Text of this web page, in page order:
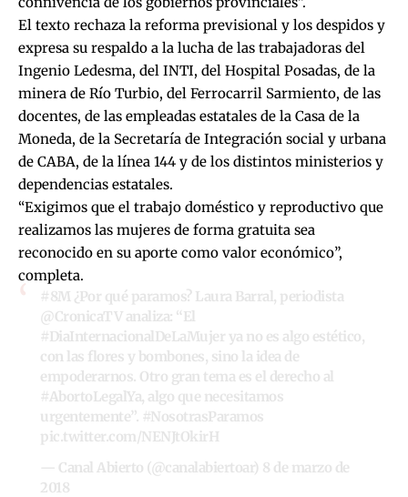
El texto rechaza la reforma previsional y los despidos y
expresa su respaldo a la lucha de las trabajadoras del
Ingenio Ledesma, del INTI, del Hospital Posadas, de la
minera de Río Turbio, del Ferrocarril Sarmiento, de las
docentes, de las empleadas estatales de la Casa de la
Moneda, de la Secretaría de Integración social y urbana
de CABA, de la línea 144 y de los distintos ministerios y
dependencias estatales.
“Exigimos que el trabajo doméstico y reproductivo que
realizamos las mujeres de forma gratuita sea
reconocido en su aporte como valor económico”,
completa.
#8M¿Por qué paramos? Laura Barral, periodista
@CronicaTVanaliza: “El
#DiaInternacionalDeLaMujer ya no es algo estético,
con las flores y bombones, sino la idea de
empoderarnos. Otro gran tema es el derecho al
#AbortoLegalYa, algo que necesitamos
urgentemente”. #NosotrasParamos
pic.twitter.com/NENJtOkirH
— Canal Abierto (@canalabiertoar) 8 de marzo de
2018